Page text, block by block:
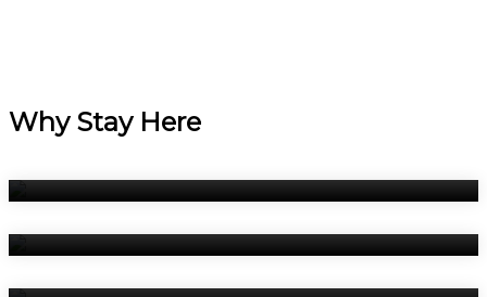
Why Stay Here
Breakfast
Book Now